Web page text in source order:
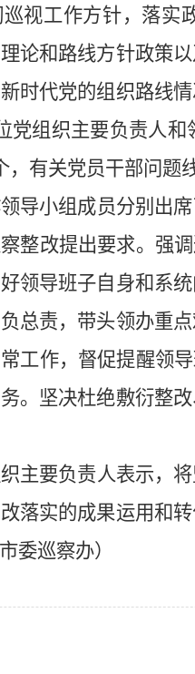
视工作方针，落实
论和路线方针政策
时代党的组织路线
党组织主要负责人
，有关党员干部问题
导小组成员分别出
整改提出要求。强
领导班子自身和系
总责，带头领办重
工作，督促提醒领
。坚决杜绝敷衍整
主要负责人表示，
落实的成果运用和
委巡察办）